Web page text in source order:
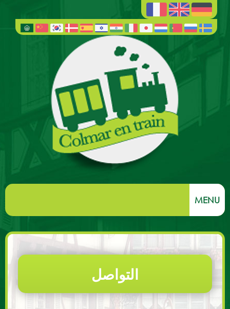
MENU
المسار
_أسعار
التواصل